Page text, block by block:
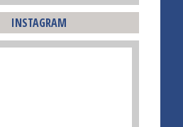
INSTAGRAM